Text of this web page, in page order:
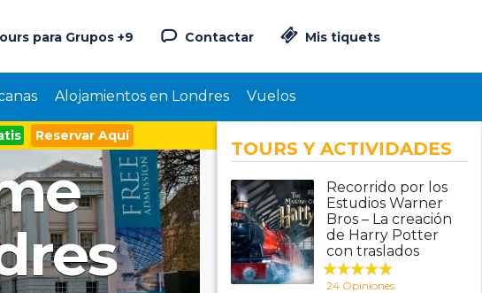
Reservar Aquí
Mis tiquets
Contactar
para Grupos +9
Alojamientos en Londres Vuelos
TOURS Y ACTIVIDADES
Recorrido por los
Estudios Warner
Bros – La creación
de Harry Potter
con traslados
24 Opiniones